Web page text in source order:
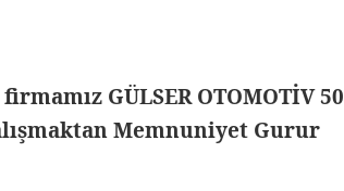
GÜLSER OTOMOTİV 50
Memnuniyet Gurur